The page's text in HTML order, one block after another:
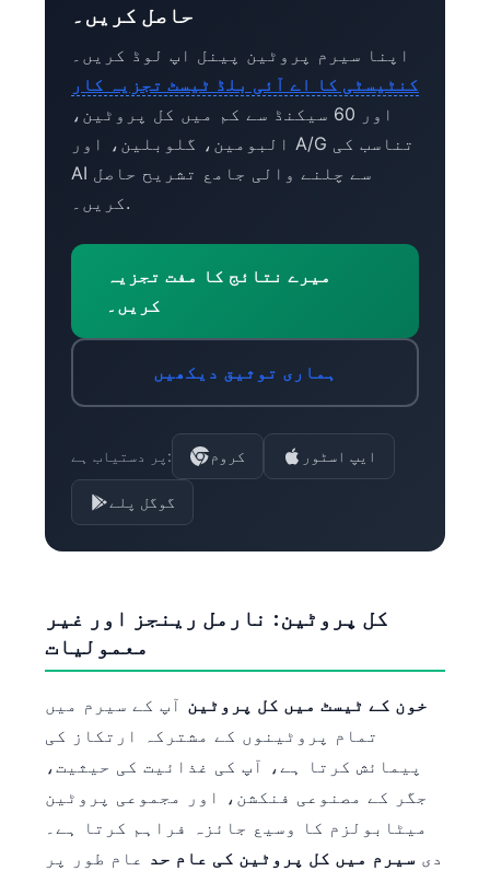
حاصل کریں۔
اپنا سیرم پروٹین پینل اپ لوڈ کریں۔
کنٹیسٹی کا اے آئی بلڈ ٹیسٹ تجزیہ کار
اور 60 سیکنڈ سے کم میں کل پروٹین،
البومین، گلوبلین، اور A/G تناسب کی
AI سے چلنے والی جامع تشریح حاصل
کریں۔.
میرے نتائج کا مفت تجزیہ
کریں۔
ہماری توثیق دیکھیں
پر دستیاب ہے: کروم ایپ اسٹور
گوگل پلے
کل پروٹین: نارمل رینجز اور غیر
معمولیات
خون کے ٹیسٹ میں کل پروٹین آپ کے سیرم میں
تمام پروٹینوں کے مشترکہ ارتکاز کی
پیمائش کرتا ہے، آپ کی غذائیت کی حیثیت،
جگر کے مصنوعی فنکشن، اور مجموعی پروٹین
میٹابولزم کا وسیع جائزہ فراہم کرتا ہے۔
دی سیرم میں کل پروٹین کی عام حد عام طور پر